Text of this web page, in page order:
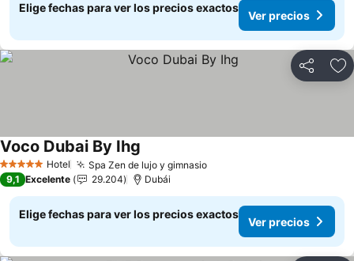
Elige fechas para ver los precios exactos
Ver precios
Compartir
5 Estrellas Hotel Spa Zen de lujo y gimnasioVer precios
Voco Dubai By Ihg
9,1 Excelente 29.204 Dubái
Elige fechas para ver los precios exactos
Ver precios